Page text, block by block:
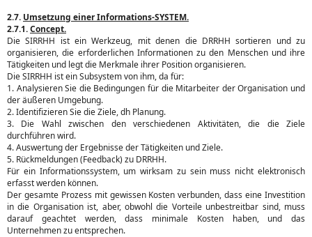
2.7. Umsetzung einer Informations-SYSTEM.
2.7.1.Concept.
Die SIRRHH ist ein Werkzeug, mit denen die DRRHH sortieren und zu
organisieren, die erforderlichen Informationen zu den Menschen und ihre
Tätigkeiten und legt die Merkmale ihrer Position organisieren.
Die SIRRHH ist ein Subsystem von ihm, da für:
1. Analysieren Sie die Bedingungen für die Mitarbeiter der Organisation und
der äußeren Umgebung.
2. Identifizieren Sie die Ziele, dh Planung.
3. Die Wahl zwischen den verschiedenen Aktivitäten, die die Ziele
durchführen wird.
4. Auswertung der Ergebnisse der Tätigkeiten und Ziele.
5. Rückmeldungen (Feedback) zu DRRHH.
Für ein Informationssystem, um wirksam zu sein muss nicht elektronisch
erfasst werden können.
Der gesamte Prozess mit gewissen Kosten verbunden, dass eine Investition
in die Organisation ist, aber, obwohl die Vorteile unbestreitbar sind, muss
darauf geachtet werden, dass minimale Kosten haben, und das
Unternehmen zu entsprechen.